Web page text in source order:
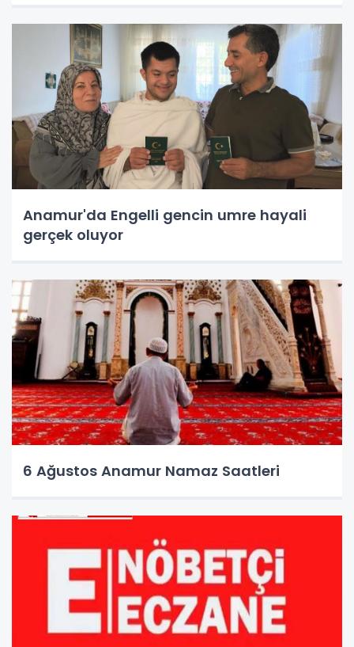
Anamur'da Engelli gencin umre hayali
gerçek oluyor
6 Ağustos Anamur Namaz Saatleri